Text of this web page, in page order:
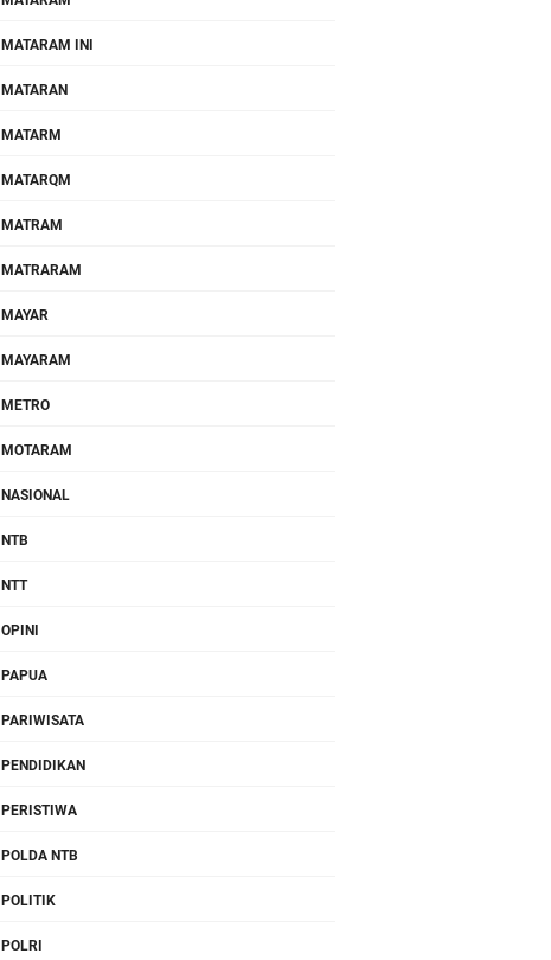
MATARAM INI
MATARAN
MATARM
MATARQM
MATRAM
MATRARAM
MAYAR
MAYARAM
METRO
MOTARAM
NASIONAL
NTB
NTT
OPINI
PAPUA
PARIWISATA
PENDIDIKAN
PERISTIWA
POLDA NTB
POLITIK
POLRI